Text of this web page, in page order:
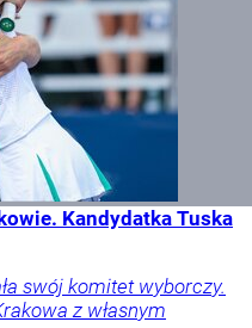
Kandydatka Tuska
swój komitet wyborczy.
z własnym